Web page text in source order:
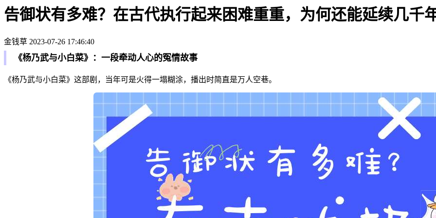
告御状有多难？在古代执行起来困难重重，为何还能延续几千
金钱草 2023-07-26 17:46:40
《杨乃武与小白菜》：一段牵动人心的冤情故事
《杨乃武与小白菜》这部剧，当年可是火得一塌糊涂，播出时简直是万人空巷。